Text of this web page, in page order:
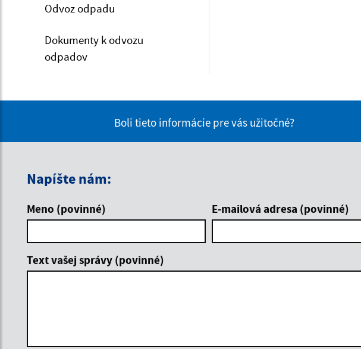
Odvoz odpadu
Dokumenty k odvozu
odpadov
Boli tieto informácie pre vás užitočné?
Napíšte nám:
Meno (povinné) E-mailová adresa (povinné)
Text vašej správy (povinné)